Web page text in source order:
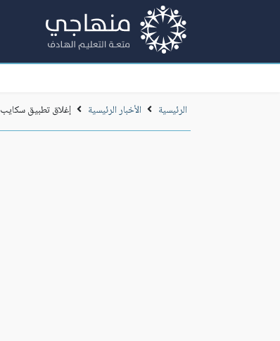
الرئيسية الأخبار الرئيسية إغلاق تطبيق سكايب